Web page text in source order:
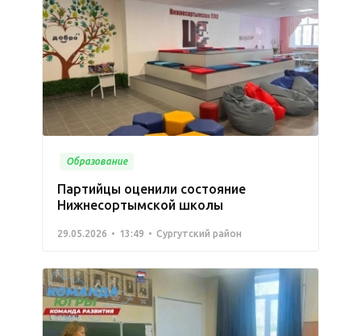
Образование
Партийцы оценили состояние
Нижнесортымской школы
29.05.2026 13:49 Сургутский район